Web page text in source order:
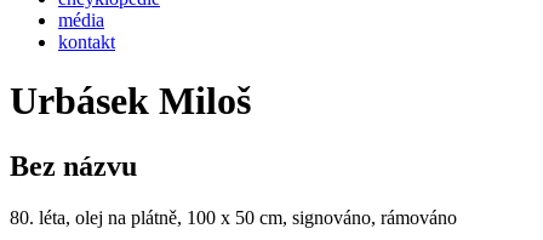
média
kontakt
Urbásek Miloš
Bez názvu
80. léta, olej na plátně, 100 x 50 cm, signováno, rámováno